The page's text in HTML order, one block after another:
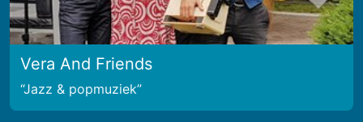
Vera And Friends
Jazz & popmuziek